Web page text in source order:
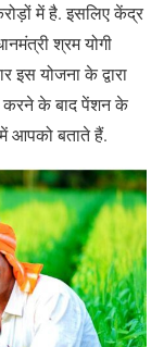
में है. इसलिए केंद्र
श्रम योगी
योजना के द्वारा
करने के बाद पेंशन के
आपको बताते हैं.